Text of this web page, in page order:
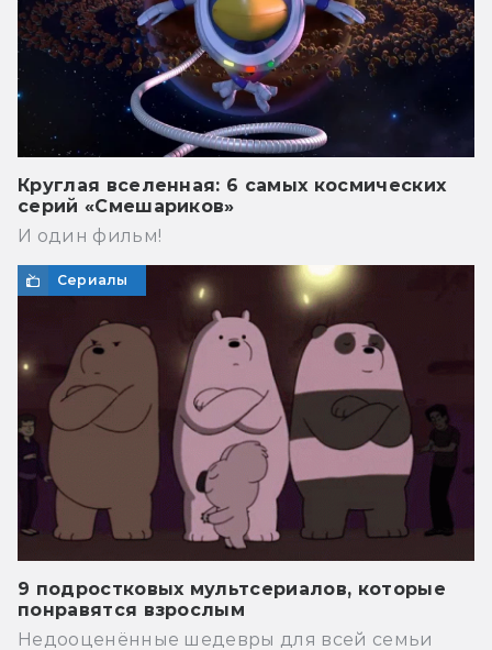
Круглая вселенная: 6 самых космических
серий «Смешариков»
И один фильм!
Сериалы
9 подростковых мультсериалов, которые
понравятся взрослым
Недооценённые шедевры для всей семьи